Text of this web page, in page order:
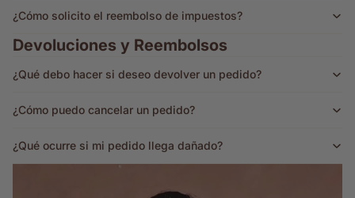
¿Cómo solicito el reembolso de impuestos?
Devoluciones y Reembolsos
¿Qué debo hacer si deseo devolver un pedido?
¿Cómo puedo cancelar un pedido?
¿Qué ocurre si mi pedido llega dañado?